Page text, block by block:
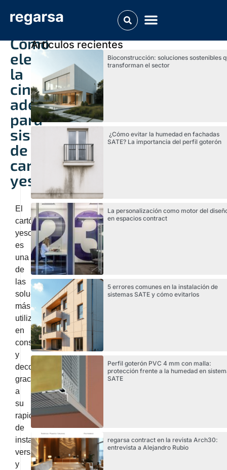
Cómo
elegir
la
cinta
adecuada
para
sistemas
de
cartón-
yeso
El
cartón-
yeso
es
una
de
las
soluciones
más
utilizadas
en
construcción
y
decoración
gracias
a
su
rapidez
de
instalación,
versatilidad
y
Articulos recientes
Bioconstrucción: soluciones sostenibles
transforman el sector
¿Cómo evitar la humedad en fachadas
SATE? La importancia del perfil goterón
La personalización como motor del
en espacios contract
5 errores comunes en la instalación de
sistemas SATE y cómo evitarlos
Perfil goterón PVC 4 mm con malla:
protección frente a la humedad en
SATE
regarsa contract en la revista Arch30:
entrevista a Alejandro Rubio